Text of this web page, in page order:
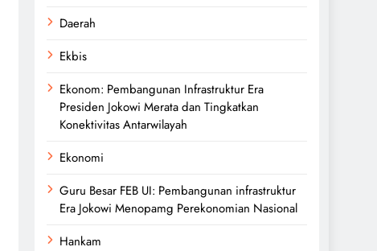
Daerah
Ekbis
Ekonom: Pembangunan Infrastruktur Era
Presiden Jokowi Merata dan Tingkatkan
Konektivitas Antarwilayah
Ekonomi
Guru Besar FEB UI: Pembangunan infrastruktur
Era Jokowi Menopamg Perekonomian Nasional
Hankam